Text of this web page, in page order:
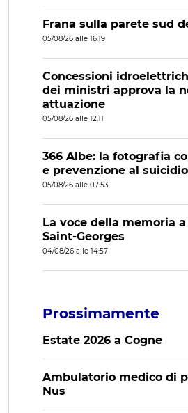
Frana sulla parete sud
05/08/26 alle 16:19
Concessioni
dei ministri approva la
attuazione
05/08/26 alle 12:11
366 Albe: la fotografia
e prevenzione al suicidio
05/08/26 alle 07:53
La voce della memoria
Saint-Georges
04/08/26 alle 14:57
Prossimamente
Estate 2026 a Cogne
Ambulatorio medico di
Nus